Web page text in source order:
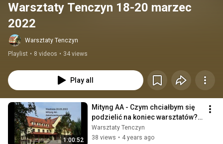
Warsztaty Tenczyn 18-20 marzec
2022
Warsztaty Tenczyn
Playlist • 8 videos • 34 views
Play all
1:00:52
Mityng AA - Czym chciałbym się
podzielić na koniec warsztatów?
20.03.2022 10.45-11.45
Warsztaty Tenczyn
38 views • 4 years ago